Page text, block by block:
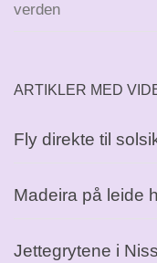
verden
ARTIKLER MED
Fly direkte til
Madeira på leide
Jettegrytene i